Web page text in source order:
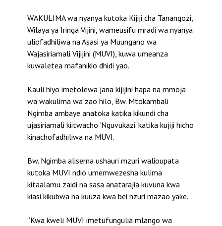
WAKULIMA wa nyanya kutoka Kijiji cha Tanangozi,
Wilaya ya Iringa Vijini, wameusifu mradi wa nyanya
uliofadhiliwa na Asasi ya Muungano wa
Wajasiriamali Vijijini (MUVI), kuwa umeanza
kuwaletea mafanikio dhidi yao.
Kauli hiyo imetolewa jana kijijini hapa na mmoja
wa wakulima wa zao hilo, Bw. Mtokambali
Ngimba ambaye anatoka katika kikundi cha
ujasiriamali kiitwacho ‘Nguvukazi’ katika kujiji hicho
kinachofadhiliwa na MUVI.
Bw. Ngimba alisema ushauri mzuri walioupata
kutoka MUVI ndio umemwezesha kulima
kitaalamu zaidi na sasa anatarajia kuvuna kwa
kiasi kikubwa na kuuza kwa bei nzuri mazao yake.
“Kwa kweli MUVI imetufungulia mlango wa